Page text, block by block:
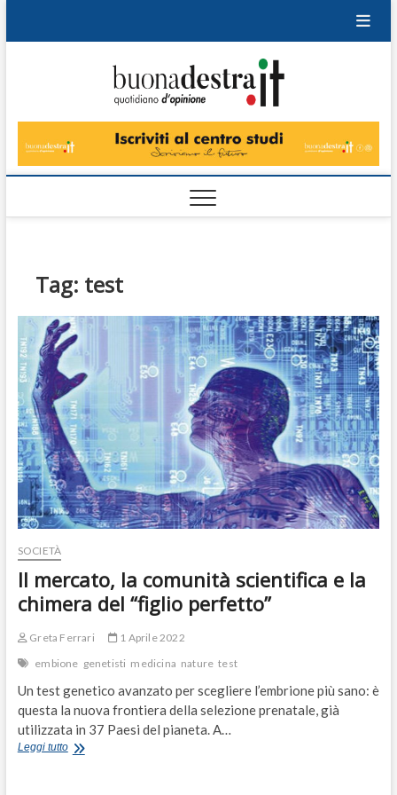
Tag: test
SOCIETÀ
Il mercato, la comunità scientifica e la
chimera del “figlio perfetto”
Greta Ferrari
1 Aprile 2022
embione genetisti medicina nature test
Un test genetico avanzato per scegliere l’embrione più sano: è
questa la nuova frontiera della selezione prenatale, già
utilizzata in 37 Paesi del pianeta. A…
Leggi tuttoIl